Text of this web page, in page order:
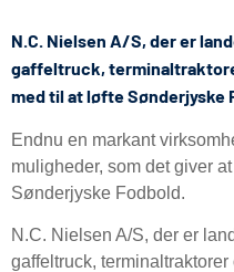
N.C. Nielsen A/S, der er
gaffeltruck,
med til at løfte Sønderjyske
Endnu en markant
muligheder, som det giver
Sønderjyske Fodbold.
N.C. Nielsen A/S, der er
gaffeltruck,